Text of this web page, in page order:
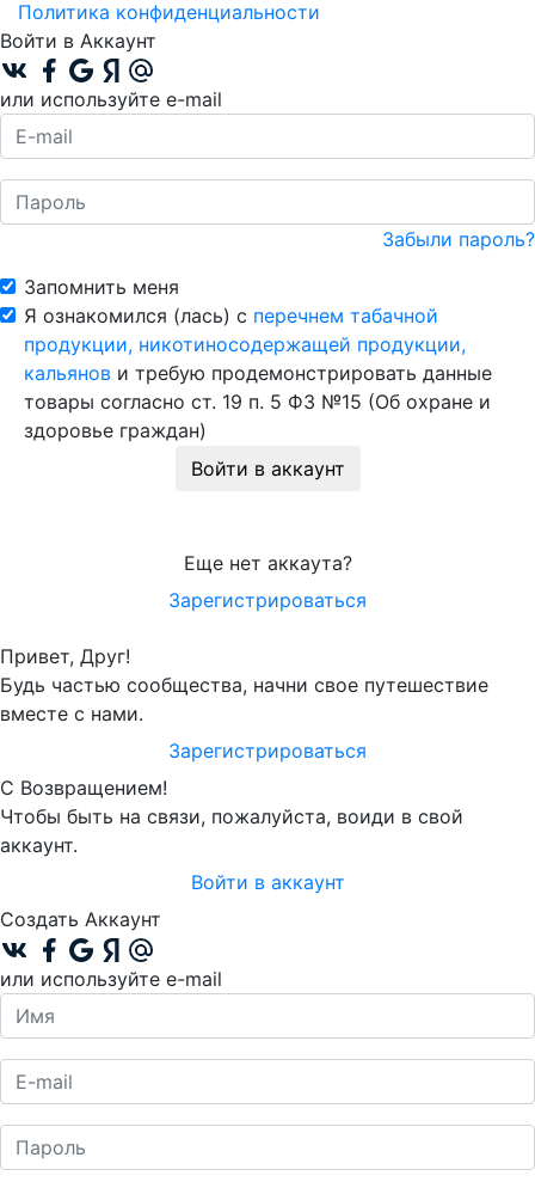
Политика конфиденциальности
Войти в Аккаунт
или используйте e-mail
Забыли пароль?
Запомнить меня
Я ознакомился (лась) с перечнем табачной
продукции, никотиносодержащей продукции,
кальянов и требую продемонстрировать данные
товары согласно ст. 19 п. 5 ФЗ №15 (Об охране и
здоровье граждан)
Войти в аккаунт
Еще нет аккаута?
Зарегистрироваться
Привет, Друг!
Будь частью сообщества, начни свое путешествие
вместе с нами.
Зарегистрироваться
С Возвращением!
Чтобы быть на связи, пожалуйста, воиди в свой
аккаунт.
Войти в аккаунт
Создать Аккаунт
или используйте e-mail